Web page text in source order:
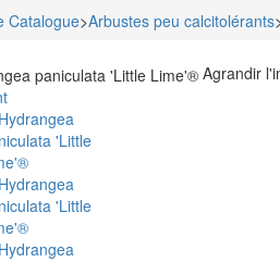
Catalogue>Arbustes peu calcitolérants
Agrandir